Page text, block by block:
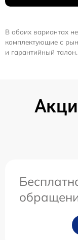
В обоих вариантах
комплектующие с
и гарантийный талон.